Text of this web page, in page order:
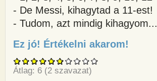
- De Messi, kihagytad a 11-est!
- Tudom, azt mindig kihagyom...
Ez jó! Értékelni akarom!
Átlag: 6 (2 szavazat)